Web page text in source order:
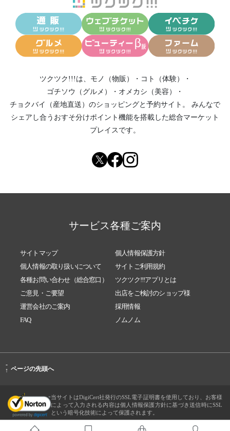
ツクツク!!!は、 モノ（物販） ・ コト（体験）
・
ゴチソウ（グルメ）
・ オメカシ（美容）
・
チョクバイ（産地直送） のショッピングと予約サイト。
みんなで
シェアし合う おすそ分けポイント機能を搭載した総合マーケット
プレイスです。
サービス各種ご案内
サイトマップ
個人情報保護方針
個人情報の取り扱いについて
サイトご利用規約
各種お問い合わせ（総合窓口）
ツクツク!!!アプリとは
ご意見・ご要望
出店をご検討のショップ様
運営会社のご案内
採用情報
FAQ
ノムノム
-
↑ ページの先頭へ
当サイトはDigiCert社発行のSSL電子証明書を使用しており、お客様
によって入力される内容は個人情報保護方針に基づき送信時にSSL
という暗号化技術によって保護されます。